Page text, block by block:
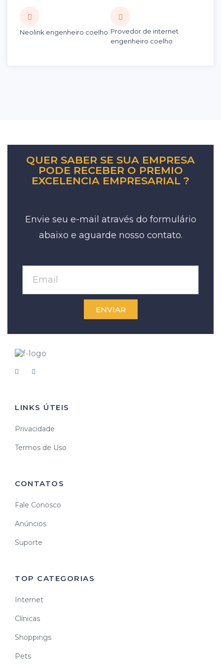
Neolink engenheiro coelho Provedor de internet
engenheiro coelho
QUER SABER SE SUA EMPRESA
PODE RECEBER O PREMIO
EXCELENCIA EMPRESARIAL ?
Envie seu e-mail através do formulário
abaixo e aguarde nosso contato.
ENVIAR
LINKS ÚTEIS
Privacidade
Termos de Uso
CONTATOS
Fale Conosco
Anúncios
Suporte
TOP CATEGORIAS
Internet
Clínicas
Shoppings
Pets